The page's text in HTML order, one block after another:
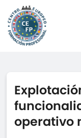
operativo